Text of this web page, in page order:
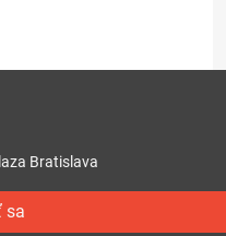
Bratislava
sa